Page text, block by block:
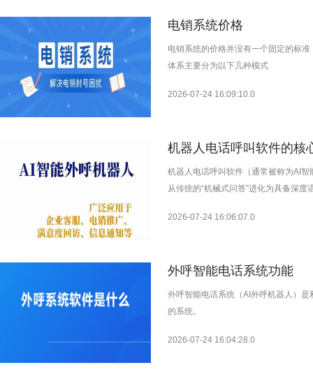
电销系统价格
电销系统的价格并没有一个固定的标
体系主要分为以下几种模式
2026-07-24 16:09:10.0
机器人电话呼叫软件的核
机器人电话呼叫软件（通常被称为AI
从传统的“机械式问答”进化为具备深
2026-07-24 16:06:07.0
外呼智能电话系统功能
外呼智能电话系统（AI外呼机器人）
的系统。
2026-07-24 16:04:28.0